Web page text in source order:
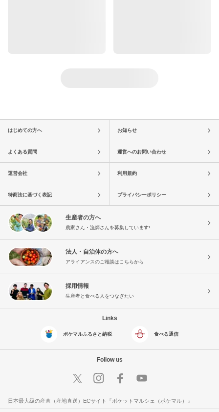
はじめての方へ お知らせ
よくある質問 運営へのお問い合わせ
運営会社 利用規約
特商法に基づく表記 プライバシーポリシー
生産者の方へ
農家さん・漁師さんを募集しています!
法人・自治体の方へ
アライアンスのご相談はこちらから
採用情報
生産者と食べる人をつなぎたい
Links
ポケマルふるさと納税 食べる通信
Follow us
日本最大級の産直（産地直送）ECサイト『ポケットマルシェ（ポケマル）』